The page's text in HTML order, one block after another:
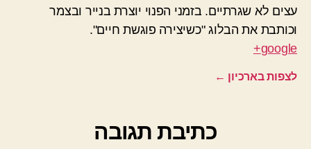
עצים לא שגרתיים. בזמני הפנוי יוצרת בנייר ובצמר
וכותבת את הבלוג "כשיצירה פוגשת חיים".
google+
לצפות בארכיון ←
כתיבת תגובה